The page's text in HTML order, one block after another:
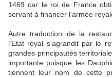
1469 car le roi de France
servant à financer l’armée
Autre traduction de la
l’Etat royal s’agrandit par le
grandes principautés
importante puisque les
tiennent leur nom de cette